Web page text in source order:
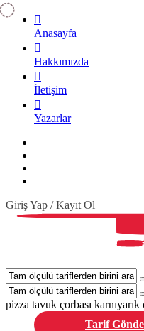
Anasayfa
Hakkımızda
İletişim
Yazarlar
Giriş Yap / Kayıt Ol
pizza tavuk çorbası karnıyarık
Tarif